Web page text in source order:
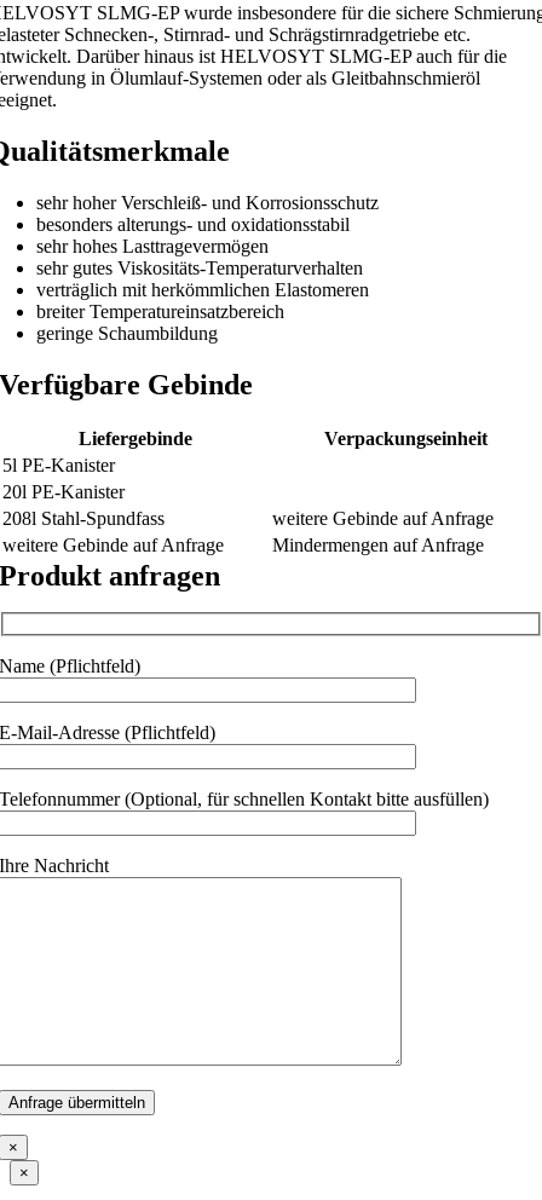
SLMG-EP wurde insbesondere für die sichere
Schnecken-, Stirnrad- und Schrägstirnradgetriebe etc.
Darüber hinaus ist HELVOSYT SLMG-EP auch für die
in Ölumlauf-Systemen oder als Gleitbahnschmieröl
sehr hoher Verschleiß- und Korrosionsschutz
besonders alterungs- und oxidationsstabil
sehr hohes Lasttragevermögen
sehr gutes Viskositäts-Temperaturverhalten
verträglich mit herkömmlichen Elastomeren
breiter Temperatureinsatzbereich
geringe Schaumbildung
Verfügbare Gebinde
Liefergebinde
Verpackungseinheit
5l PE-Kanister
20l PE-Kanister
208l Stahl-Spundfass
weitere Gebinde auf Anfrage
weitere Gebinde auf Anfrage
Mindermengen auf Anfrage
Produkt anfragen
Name (Pflichtfeld)
E-Mail-Adresse (Pflichtfeld)
Telefonnummer (Optional, für schnellen Kontakt bitte ausfüllen)
Ihre Nachricht
×
Close
product
×